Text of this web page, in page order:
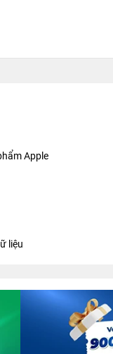
Apple
liệu